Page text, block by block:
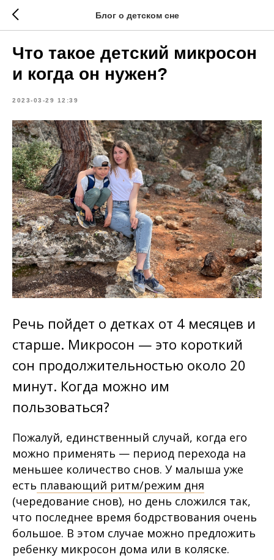
Блог о детском сне
Что такое детский микросон
и когда он нужен?
2023-03-29 12:39
Речь пойдет о детках от 4 месяцев и
старше. Микросон — это короткий
сон продолжительностью около 20
минут. Когда можно им
пользоваться?
Пожалуй, единственный случай, когда его
можно применять — период перехода на
меньшее количество снов. У малыша уже
есть плавающий ритм/режим дня
(чередование снов), но день сложился так,
что последнее время бодрствования очень
большое. В этом случае можно предложить
ребенку микросон дома или в коляске.